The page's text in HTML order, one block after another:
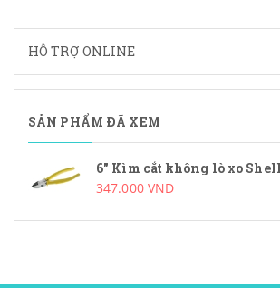
HỖ TRỢ ONLINE
SẢN PHẨM ĐÃ XEM
6" Kìm cắt không lò xo Shell
347.000 VND